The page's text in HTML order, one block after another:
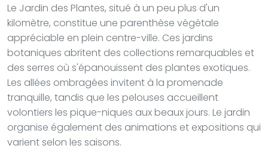
Le Jardin des Plantes, situé à un peu plus d'un
kilomètre, constitue une parenthèse végétale
appréciable en plein centre-ville. Ces jardins
botaniques abritent des collections remarquables et
des serres où s'épanouissent des plantes exotiques.
Les allées ombragées invitent à la promenade
tranquille, tandis que les pelouses accueillent
volontiers les pique-niques aux beaux jours. Le jardin
organise également des animations et expositions qui
varient selon les saisons.